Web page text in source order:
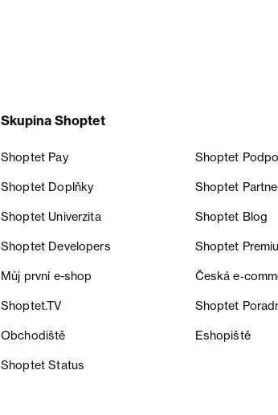
Skupina Shoptet
Shoptet Pay Shoptet
Shoptet Doplňky Shoptet
Shoptet Univerzita Shoptet Blog
Shoptet Developers Shoptet
Můj první e-shop Česká
Shoptet.TV Shoptet
Obchodiště Eshopiště
Shoptet Status